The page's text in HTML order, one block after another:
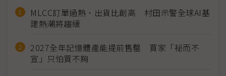
MLCC訂單過熱、出貨比創高 村田示警全球AI基
建熱潮將趨緩
2027全年記憶體產能提前售罄 買家「祕而不
宣」只怕買不夠